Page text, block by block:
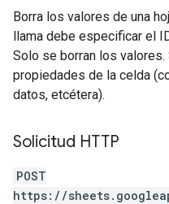
Borra los valores de una
llama debe especificar el
Solo se borran los
propiedades de la celda
datos, etcétera).
Solicitud HTTP
POST
https://